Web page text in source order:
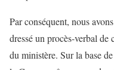
Par conséquent, nous
dressé un procès-verbal de
du ministère. Sur la base